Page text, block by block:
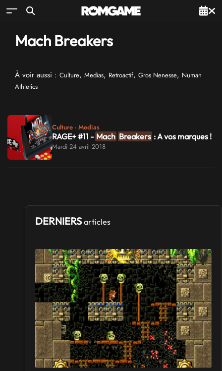
Mach Breakers
À voir aussi : Culture, Medias, Retroactif, Gros Nenesse, Numan
Athletics
Culture - Medias
RAGE+ #11 - Mach Breakers : A vos marques !
Mardi 24 avril 2018
DERNIERS articles